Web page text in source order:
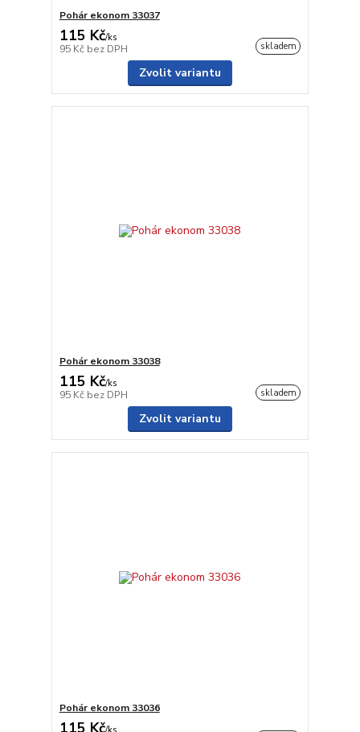
Pohár ekonom 33037
115 Kč/ks
95 Kč bez DPH skladem
Zvolit variantu
Pohár ekonom 33038
115 Kč/ks
95 Kč bez DPH skladem
Zvolit variantu
Pohár ekonom 33036
115 Kč